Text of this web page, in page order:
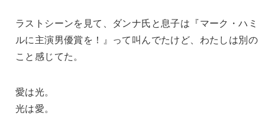
ラストシーンを見て、ダンナ氏と息子は『マーク・ハミ
ルに主演男優賞を！』って叫んでたけど、わたしは別の
こと感じてた。
愛は光。
光は愛。